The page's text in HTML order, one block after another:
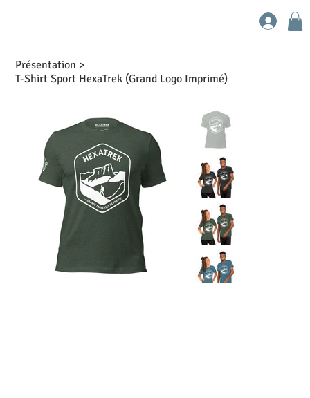
Présentation >
T-Shirt Sport HexaTrek (Grand Logo Imprimé)